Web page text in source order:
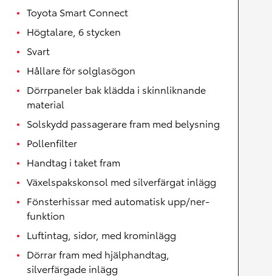
Toyota Smart Connect
Högtalare, 6 stycken
Svart
Hållare för solglasögon
Dörrpaneler bak klädda i skinnliknande
material
Solskydd passagerare fram med belysning
Pollenfilter
Handtag i taket fram
Växelspakskonsol med silverfärgat inlägg
Fönsterhissar med automatisk upp/ner-
funktion
Luftintag, sidor, med krominlägg
Dörrar fram med hjälphandtag,
silverfärgade inlägg